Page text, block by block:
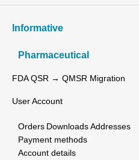
Informative
Pharmaceutical
FDA QSR → QMSR Migration
User Account
Orders Downloads Addresses
Payment methods
Account details